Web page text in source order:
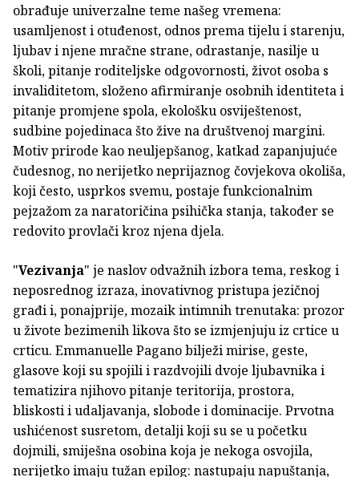
obrađuje univerzalne teme našeg vremena:
usamljenost i otuđenost, odnos prema tijelu i starenju,
ljubav i njene mračne strane, odrastanje, nasilje u
školi, pitanje roditeljske odgovornosti, život osoba s
invaliditetom, složeno afirmiranje osobnih identiteta i
pitanje promjene spola, ekološku osviještenost,
sudbine pojedinaca što žive na društvenoj margini.
Motiv prirode kao neuljepšanog, katkad zapanjujuće
čudesnog, no nerijetko neprijaznog čovjekova okoliša,
koji često, usprkos svemu, postaje funkcionalnim
pejzažom za naratoričina psihička stanja, također se
redovito provlači kroz njena djela.
"Vezivanja" je naslov odvažnih izbora tema, reskog i
neposrednog izraza, inovativnog pristupa jezičnoj
građi i, ponajprije, mozaik intimnih trenutaka: prozor
u živote bezimenih likova što se izmjenjuju iz crtice u
crticu. Emmanuelle Pagano bilježi mirise, geste,
glasove koji su spojili i razdvojili dvoje ljubavnika i
tematizira njihovo pitanje teritorija, prostora,
bliskosti i udaljavanja, slobode i dominacije. Prvotna
ushićenost susretom, detalji koji su se u početku
dojmili, smiješna osobina koja je nekoga osvojila,
nerijetko imaju tužan epilog: nastupaju napuštanja,